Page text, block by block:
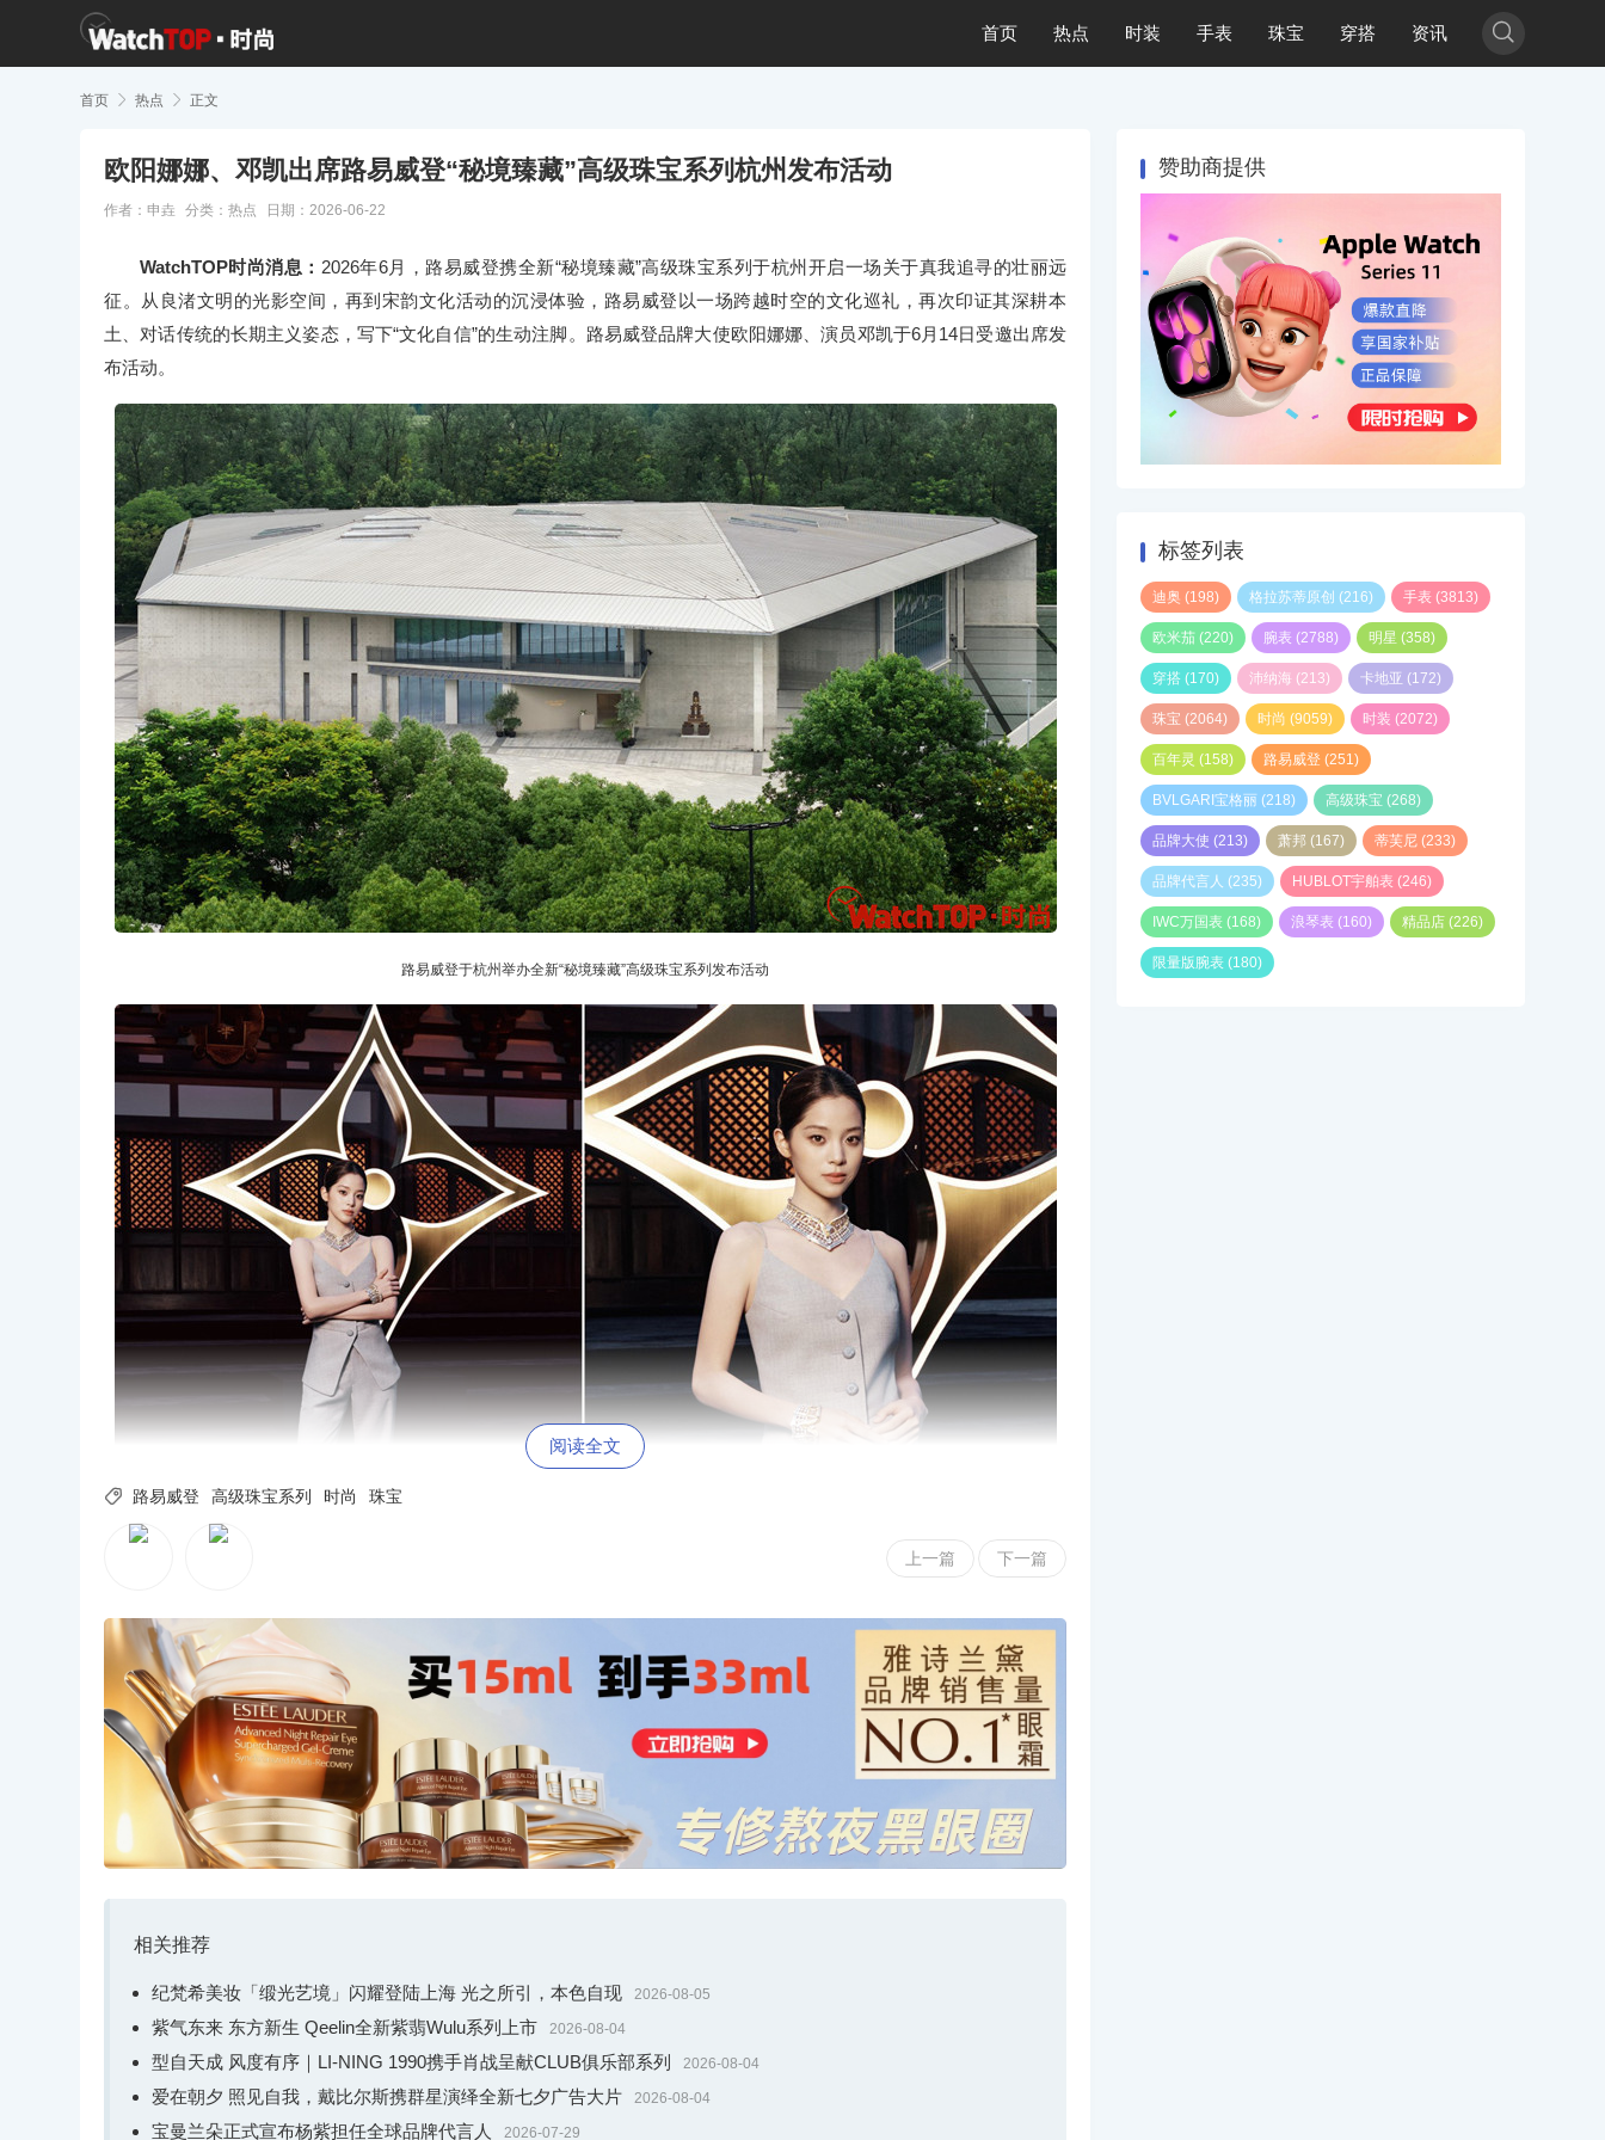
首页 热点 时装 手表 珠宝 穿搭 资讯 
首页  热点  正文
欧阳娜娜、邓凯出席路易威登“秘境臻藏”高级珠宝系列杭州发布活动
作者：申垚 分类： 热点 日期：2026-06-22
WatchTOP时尚消息： 2026年6月，路易威登携全新“秘境臻藏”高级珠宝系列于杭州开启一场关于真我追寻的壮丽远
征。从良渚文明的光影空间，再到宋韵文化活动的沉浸体验，路易威登以一场跨越时空的文化巡礼，再次印证其深耕本
土、对话传统的长期主义姿态，写下“文化自信”的生动注脚。路易威登品牌大使欧阳娜娜、演员邓凯于6月14日受邀出席发
布活动。
路易威登于杭州举办全新“秘境臻藏”高级珠宝系列发布活动
路易威登品牌大使欧阳娜娜佩戴路易威登“匠艺心生”高级珠宝系列
路易威登品牌大使欧阳娜娜佩戴路易威登“匠艺心生” (Awakened Hands, Awakened Minds) 高级珠宝系列凯旋（Victoir
e）主题项链及手镯，搭配路易威登灰色吊带纽扣上衣及长裤亮相发布活动。
通过“匠艺心生”高级珠宝系列的臻品创作，路易威登向埃菲尔铁塔送上了一曲颂歌。作为对这座巴黎地标性工程壮举的
礼赞，“凯旋”主题作品以颇富新意的方式诠释了无与伦比的精湛工艺和技术雄心，共耗时超过3923小时。
阅读全文
 路易威登 高级珠宝系列 时尚 珠宝
上一篇 下一篇
相关推荐
纪梵希美妆「缎光艺境」闪耀登陆上海 光之所引，本色自现 2026-08-05
紫气东来 东方新生 Qeelin全新紫翡Wulu系列上市 2026-08-04
型自天成 风度有序｜LI-NING 1990携手肖战呈献CLUB俱乐部系列 2026-08-04
爱在朝夕 照见自我，戴比尔斯携群星演绎全新七夕广告大片 2026-08-04
宝曼兰朵正式宣布杨紫担任全球品牌代言人 2026-07-29
赞助商提供
标签列表
迪奥 (198) 格拉苏蒂原创 (216) 手表 (3813)
欧米茄 (220) 腕表 (2788) 明星 (358)
穿搭 (170) 沛纳海 (213) 卡地亚 (172)
珠宝 (2064) 时尚 (9059) 时装 (2072)
百年灵 (158) 路易威登 (251)
BVLGARI宝格丽 (218) 高级珠宝 (268)
品牌大使 (213) 萧邦 (167) 蒂芙尼 (233)
品牌代言人 (235) HUBLOT宇舶表 (246)
IWC万国表 (168) 浪琴表 (160) 精品店 (226)
限量版腕表 (180)